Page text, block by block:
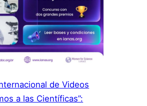
de Videos
a las Científicas”: